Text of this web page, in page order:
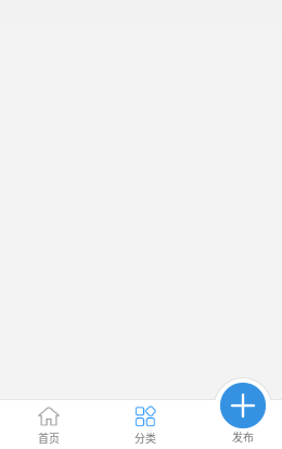
首页 分类 发布